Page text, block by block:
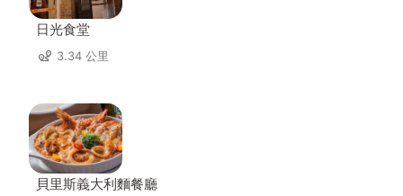
日光食堂
3.34 公里
貝里斯義大利麵餐廳